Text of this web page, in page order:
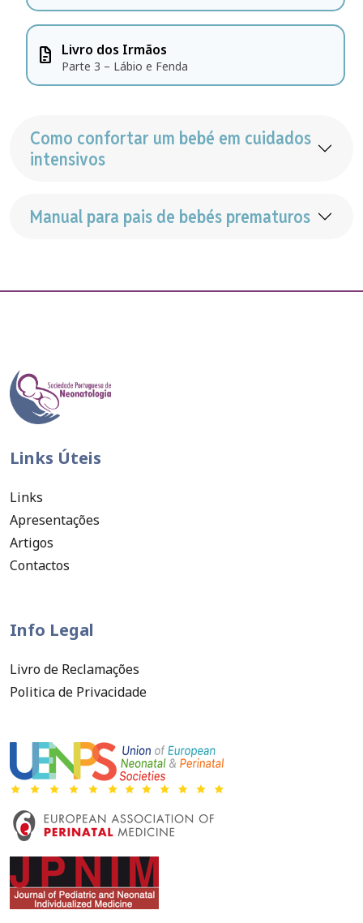
docs Livro dos Irmãos
Parte 3 – Lábio e Fenda
Como confortar um bebé em cuidados
intensivos
Manual para pais de bebés prematuros
Links Úteis
Links
Apresentações
Artigos
Contactos
Info Legal
Livro de Reclamações
Politica de Privacidade